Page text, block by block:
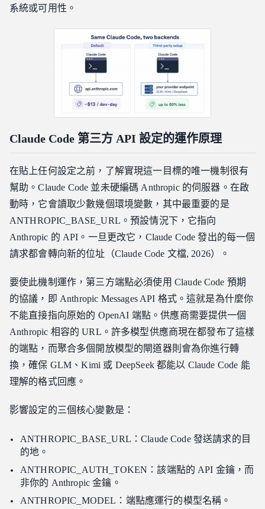
系統或可用性。
Claude Code 第三方 API 設定的運作原理
在貼上任何設定之前，了解實現這一目標的唯一機制很有
幫助。Claude Code 並未硬編碼 Anthropic 的伺服器。在啟
動時，它會讀取少數幾個環境變數，其中最重要的是
ANTHROPIC_BASE_URL。預設情況下，它指向
Anthropic 的 API。一旦更改它，Claude Code 發出的每一個
請求都會轉向新的位址（Claude Code 文檔, 2026）。
要使此機制運作，第三方端點必須使用 Claude Code 預期
的協議，即 Anthropic Messages API 格式。這就是為什麼你
不能直接指向原始的 OpenAI 端點。供應商需要提供一個
Anthropic 相容的 URL。許多模型供應商現在都發布了這樣
的端點，而聚合多個開放模型的閘道器則會為你進行轉
換，確保 GLM、Kimi 或 DeepSeek 都能以 Claude Code 能
理解的格式回應。
影響設定的三個核心變數是：
ANTHROPIC_BASE_URL：Claude Code 發送請求的目
的地。
ANTHROPIC_AUTH_TOKEN：該端點的 API 金鑰，而
非你的 Anthropic 金鑰。
ANTHROPIC_MODEL：端點應運行的模型名稱。